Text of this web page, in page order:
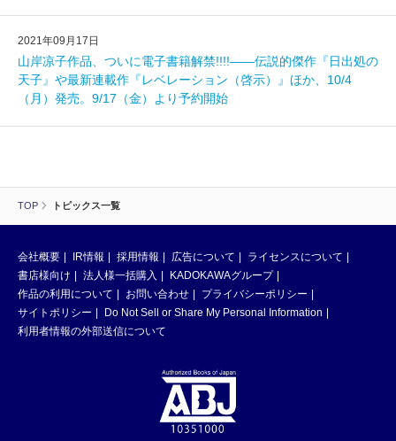
TOP トピックス一覧
2021年09月17日
山岸凉子作品、ついに電子書籍解禁!!!!――伝説的傑作『日出処の
天子』や最新連載作『レベレーション（啓示）』ほか、10/4
（月）発売。9/17（金）より予約開始
会社概要 IR情報 採用情報 広告について
ライセンスについて
書店様向け
法人様一括購入
KADOKAWAグループ
作品の利用について
お問い合わせ
プライバシーポリシー
サイトポリシー
Do Not Sell or Share My Personal Information
利用者情報の外部送信について